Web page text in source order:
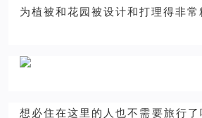
为植被和花园被设计和打理得非常
想必住在这里的人也不需要旅行